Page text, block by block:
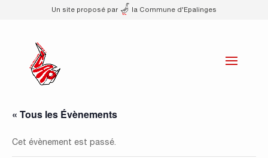
Un site proposé par la Commune d'Epalinges
« Tous les Évènements
Cet évènement est passé.